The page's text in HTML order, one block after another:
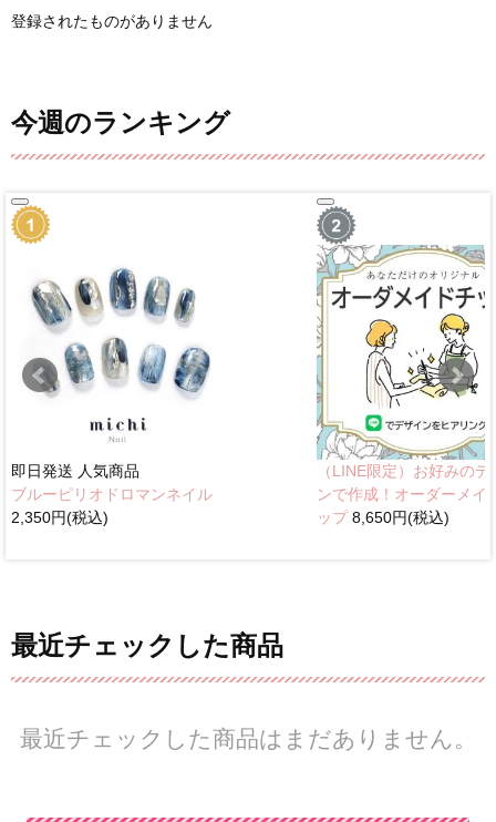
登録されたものがありません
今週のランキング
即日発送 人気商品
ブルーピリオドロマンネイル
2,350円(税込)
（LINE限定）お好みのデ
ンで作成！オーダーメイ
ップ8,650円(税込)
最近チェックした商品
最近チェックした商品はまだありません。